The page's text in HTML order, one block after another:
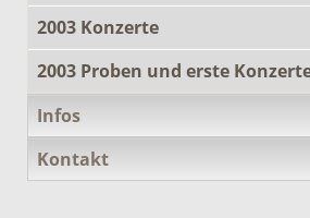
2003 Konzerte
2003 Proben und erste
Infos
Kontakt